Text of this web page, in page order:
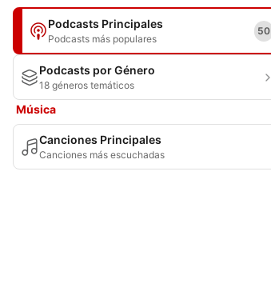
Podcasts Principales
Podcasts más populares
50
Podcasts por Género
18 géneros temáticos
Música
Canciones Principales
Canciones más escuchadas